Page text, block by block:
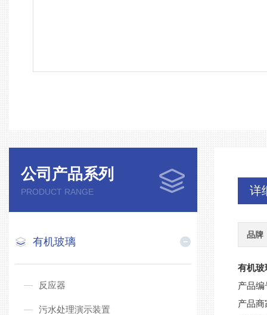
公司产品系列
PRODUCT RANGE
有机玻璃
反应器
污水处理演示装置
详
品牌
有机玻
产品编
产品